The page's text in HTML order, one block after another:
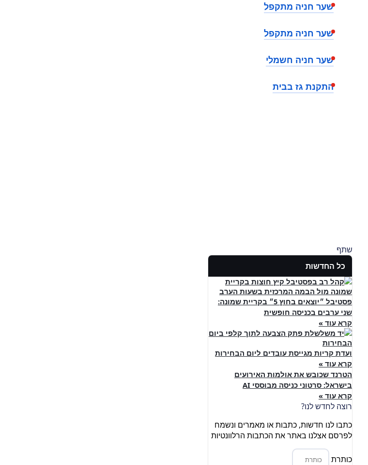
שער חניה מתקפל
שער חניה מתקפל
שער חניה חשמלי
התקנת גז בבית
שתף
כל החדשות
פסטיבל ״יוצאים בחוץ 5״ בקריית שמונה:
שני ערבים בכניסה חופשית
קרא עוד »
ועדת קריות מגייסת עובדים ליום הבחירות
קרא עוד »
הטרנד שכובש את אולמות האירועים
בישראל: סרטוני כניסה מבוססי AI
קרא עוד »
רוצה לחדש לנו?
כתבו לנו חדשות, כתבות או מאמרים ונשמח
לפרסם אצלנו באתר את הכתבות הרלוונטיות
כותרת